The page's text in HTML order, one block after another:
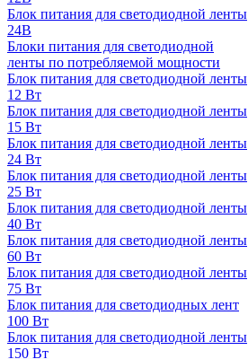
Блок питания для светодиодной ленты
24В
Блоки питания для светодиодной
ленты по потребляемой мощности
Блок питания для светодиодной ленты
12 Вт
Блок питания для светодиодной ленты
15 Вт
Блок питания для светодиодной ленты
24 Вт
Блок питания для светодиодной ленты
25 Вт
Блок питания для светодиодной ленты
40 Вт
Блок питания для светодиодной ленты
60 Вт
Блок питания для светодиодной ленты
75 Вт
Блок питания для светодиодных лент
100 Вт
Блок питания для светодиодной ленты
150 Вт